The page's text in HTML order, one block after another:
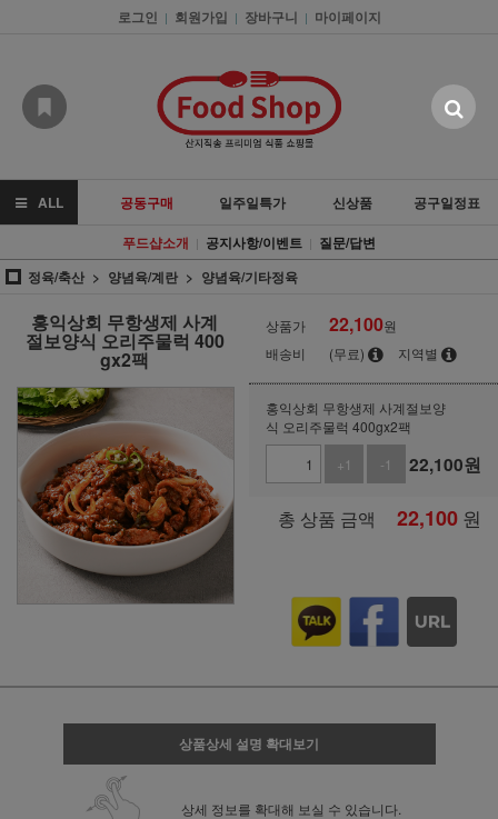
로그인 | 회원가입 | 장바구니 | 마이페이지
ALL 공동구매 일주일특가 신상품
공구일정표
푸드샵소개 | 공지사항/이벤트 | 질문/답변
정육/축산
양념육/계란 양념육/기타정육
홍익상회 무항생제 사계
절보양식 오리주물럭 400
gx2팩
상품가 22,100원
배송비
(무료) 지역별
홍익상회 무항생제 사계절보양
식 오리주물럭 400gx2팩
+1
-1 22,100원
총 상품 금액 22,100 원
상품상세 설명 확대보기
상세 정보를 확대해 보실 수 있습니다.